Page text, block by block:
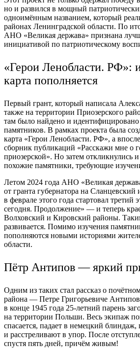
но и развился в мощный
одноимённым названием, который
районах Ленинградской области. По
АНО «Великая держава» признана
инициативой по патриотическому
«Герои Ленобласти. РФ»:
карта пополняется
Первый грант, который написала
также на территории Приозерского
там было найдено и
памятников. В рамках проекта была
карта «Герои Ленобласти. РФ», а
сборник публикаций «Расскажи мне о
приозерской». Но затем откликнулись
похожие памятники, требующие
Летом 2024 года АНО «Великая
от гранта губернатора на
в феврале этого года стартовал третий
сегодня. Продолжение» — и теперь
Волховский и Кировский районы.
развивается. Помимо изучения
пополняются новыми историями
области.
Пётр Антипов — яркий
Одним из таких стал рассказ о
района — Петре Григорьевиче
в конце 1945 года 25-летний парень
на территории Польши. Весь экипаж
спасается, падает в немецкий
и расстреливают в упор. После
спустя пять дней, причём живым!